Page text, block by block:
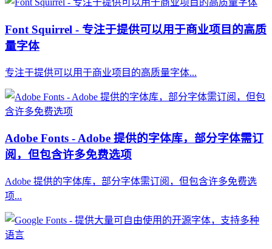
Font Squirrel - 专注于提供可以用于商业项目的高质
量字体
专注于提供可以用于商业项目的高质量字体...
Adobe Fonts - Adobe 提供的字体库，部分字体需订
阅，但包含许多免费选项
Adobe 提供的字体库，部分字体需订阅，但包含许多免费选
项...